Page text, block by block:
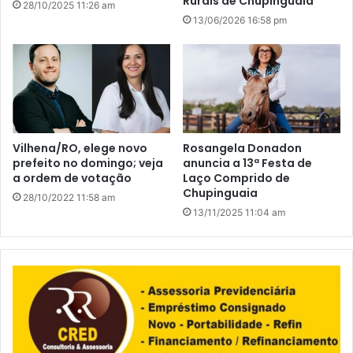
28/10/2025 11:26 am
13/06/2026 16:58 pm
Vilhena/RO, elege novo
prefeito no domingo; veja
a ordem de votação
28/10/2022 11:58 am
Rosangela Donadon
anuncia a 13ª Festa de
Laço Comprido de
Chupinguaia
13/11/2025 11:04 am